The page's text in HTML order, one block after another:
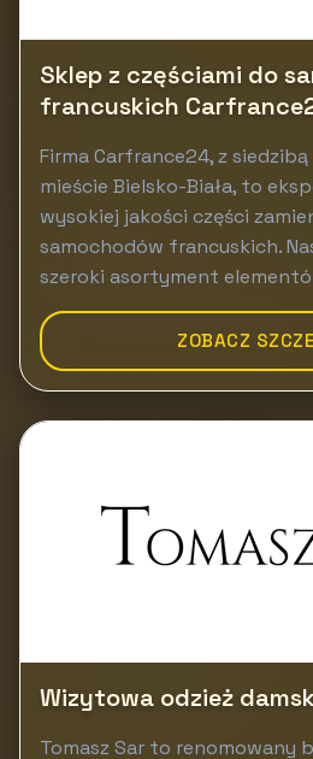
Sklep z częściami do
francuskich
Firma Carfrance24, z
mieście Bielsko-Biała, to
wysokiej jakości części
samochodów francuskich.
szeroki asortyment
ZOBACZ
Wizytowa odzież
Tomasz Sar to renomowany